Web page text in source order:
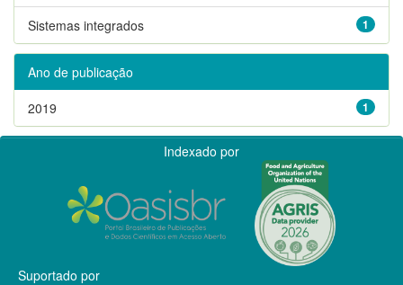
1
Sistemas integrados
Ano de publicação
1
2019
Indexado por
Suportado por